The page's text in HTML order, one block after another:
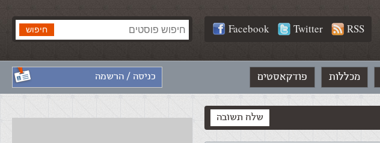
Facebook Twitter RSS
כניסה / הרשמה מכללות פודקאסטים
שלח תשובה